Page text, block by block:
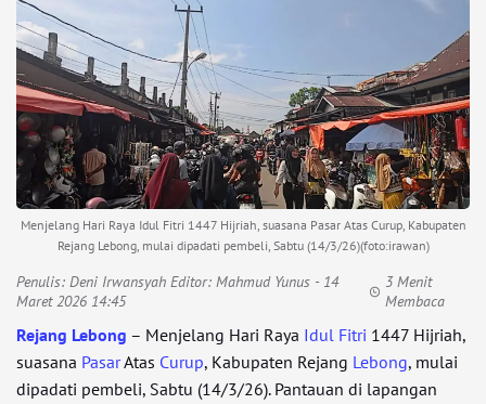
Menjelang Hari Raya Idul Fitri 1447 Hijriah, suasana Pasar Atas Curup, Kabupaten
Rejang Lebong, mulai dipadati pembeli, Sabtu (14/3/26)(foto:irawan)
Penulis: Deni Irwansyah Editor: Mahmud Yunus - 14
Maret 2026 14:45
3 Menit
Membaca
Rejang Lebong – Menjelang Hari Raya Idul Fitri 1447 Hijriah,
suasana PasarAtas Curup, Kabupaten Rejang Lebong, mulai
dipadati pembeli, Sabtu (14/3/26). Pantauan di lapangan